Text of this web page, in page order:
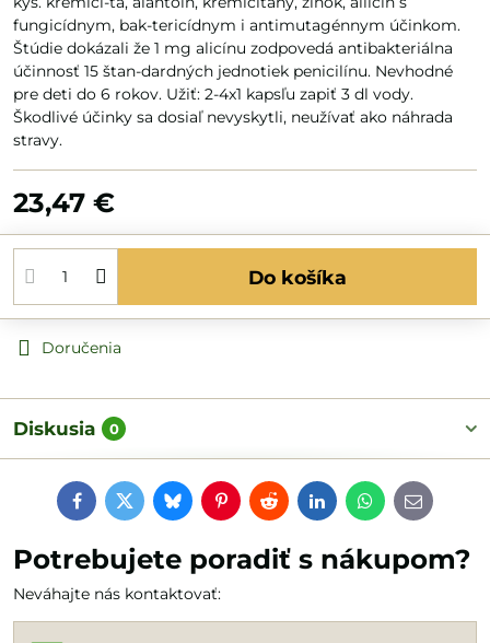
fungicídnym, bak-tericídnym i antimutagénnym účinkom.
Štúdie dokázali že 1 mg alicínu zodpovedá antibakteriálna
účinnosť 15 štan-dardných jednotiek penicilínu. Nevhodné
pre deti do 6 rokov. Užiť: 2-4x1 kapsľu zapiť 3 dl vody.
Škodlivé účinky sa dosiaľ nevyskytli, neužívať ako náhrada
stravy.
23,47 €
Do košíka
Doručenia
Diskusia 0
FacebookTwitterBlueskyPinterestRedditLinkedInWhatsApp
E-
mail
Potrebujete poradiť s nákupom?
Neváhajte nás kontaktovať: